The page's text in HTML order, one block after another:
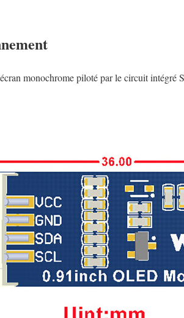
monochrome piloté par le circuit intégré